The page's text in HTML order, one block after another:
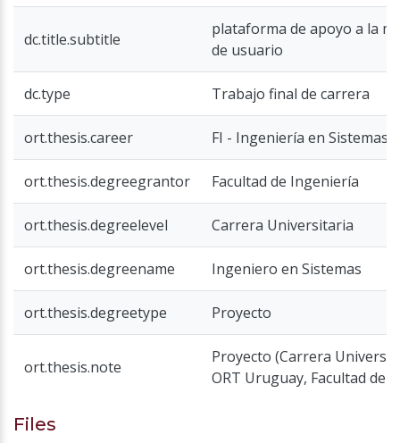
dc.title.subtitle
plataforma de apoyo a la
de usuario
dc.type Trabajo final de carrera
ort.thesis.career FI - Ingeniería en Sistemas
ort.thesis.degreegrantor Facultad de Ingeniería
ort.thesis.degreelevel Carrera Universitaria
ort.thesis.degreename Ingeniero en Sistemas
ort.thesis.degreetype Proyecto
ort.thesis.note
Proyecto (Carrera
ORT Uruguay, Facultad de
Files